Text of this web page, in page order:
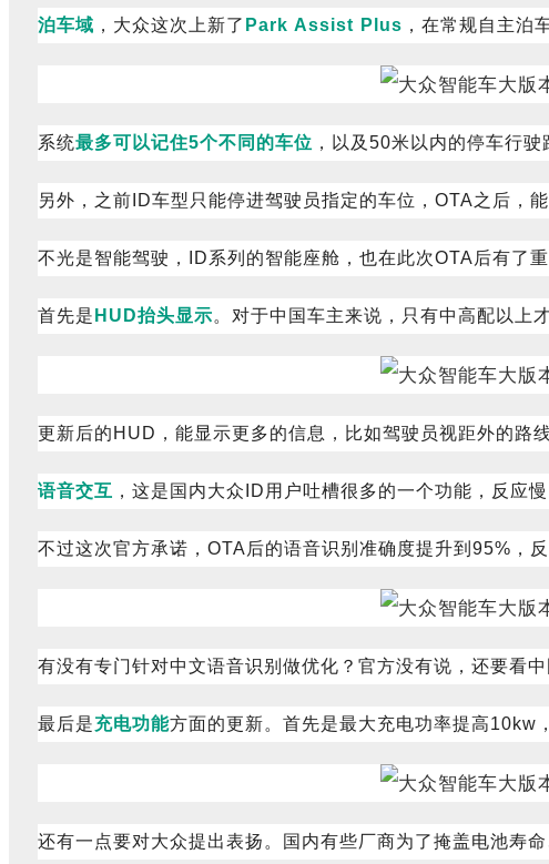
泊车域 ，大众这次上新了 Park Assist Plus ，在常规自主泊
系统最多可以记住5个不同的车位 ，以及50米以内的停车行驶
另外，之前ID车型只能停进驾驶员指定的车位，OTA之后，
不光是智能驾驶，ID系列的智能座舱，也在此次OTA后有了重
首先是 HUD抬头显示。对于中国车主来说，只有中高配以上
更新后的HUD，能显示更多的信息，比如驾驶员视距外的路
语音交互 ，这是国内大众ID用户吐槽很多的一个功能，反应
不过这次官方承诺，OTA后的语音识别准确度提升到95%，
有没有专门针对中文语音识别做优化？官方没有说，还要看中
最后是充电功能方面的更新。首先是最大充电功率提高10kw
还有一点要对大众提出表扬。国内有些厂商为了掩盖电池寿